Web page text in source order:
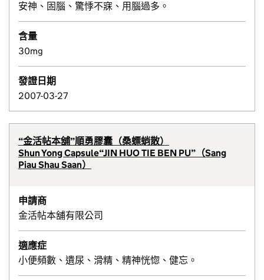
安神、固腦、驚悸不寐、用腦過多。
含量
30mg
發證日期
2007-03-27
“金活帖本舖”順勇膠囊（桑螵蛸散）
Shun Yong Capsule“JIN HUO TIE BEN PU”（Sang
Piau Shau Saan）
申請商
金活帖本舖有限公司
適應症
小便頻數、遺尿、滑精、精神恍惚、健忘。